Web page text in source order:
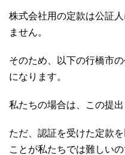
株式会社用の定款は公証
ません。
そのため、以下の行橋市
になります。
私たちの場合は、この提
ただ、認証を受けた定款
ことが私たちでは難しい